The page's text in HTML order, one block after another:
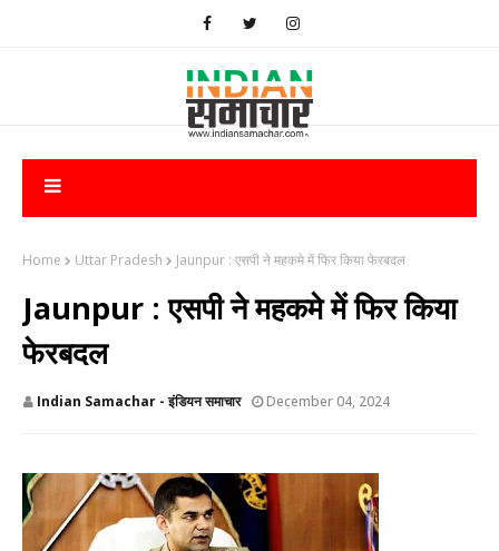
Home Uttar Pradesh Jaunpur : एसपी ने महकमे में फिर किया फेरबदल
Jaunpur : एसपी ने महकमे में फिर किया
फेरबदल
Indian Samachar - इंडियन समाचार December 04, 2024